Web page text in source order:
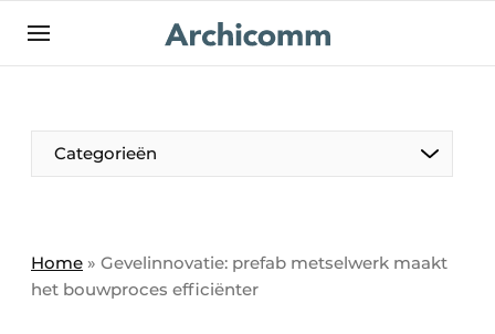
NL be-FR
Categorieën
Home » Gevelinnovatie: prefab metselwerk maakt
het bouwproces efficiënter